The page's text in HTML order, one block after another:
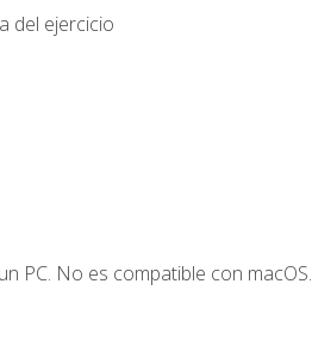
del ejercicio
PC. No es compatible con macOS.